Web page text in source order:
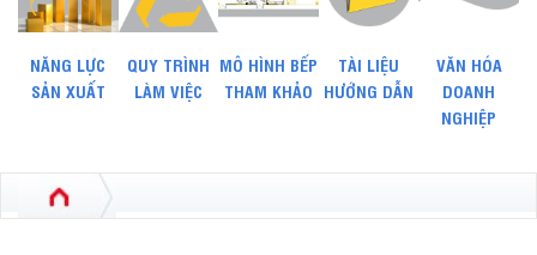
NĂNG LỰC
SẢN XUẤT
QUY TRÌNH
LÀM VIỆC
MÔ HÌNH BẾP
THAM KHẢO
TÀI LIỆU
HƯỚNG DẪN
VĂN HÓA
DOANH
NGHIỆP